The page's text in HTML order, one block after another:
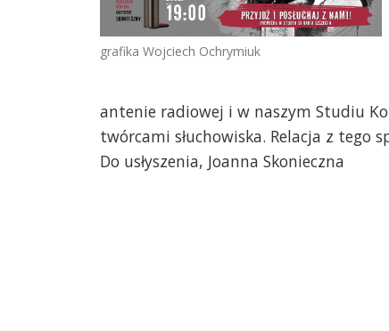
grafika Wojciech Ochrymiuk
antenie radiowej i w naszym Studiu
twórcami słuchowiska. Relacja z tego
Do usłyszenia, Joanna Skonieczna